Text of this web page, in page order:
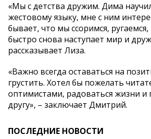
«Мы с детства дружим. Дима
жестовому языку, мне с ним
бывает, что мы ссоримся,
быстро снова наступает мир и
рассказывает Лиза.
«Важно всегда оставаться на
грустить. Хотел бы пожелать
оптимистами, радоваться жизни и
другу», – заключает Дмитрий.
ПОСЛЕДНИЕ НОВОСТИ